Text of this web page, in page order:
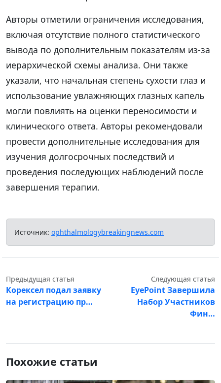
Авторы отметили ограничения исследования,
включая отсутствие полного статистического
вывода по дополнительным показателям из-за
иерархической схемы анализа. Они также
указали, что начальная степень сухости глаз и
использование увлажняющих глазных капель
могли повлиять на оценки переносимости и
клинического ответа. Авторы рекомендовали
провести дополнительные исследования для
изучения долгосрочных последствий и
проведения последующих наблюдений после
завершения терапии.
Источник: ophthalmologybreakingnews.com
Предыдущая статья
Корексел подал заявку
на регистрацию пр…
Следующая статья
EyePoint Завершила
Набор Участников
Фин…
Похожие статьи